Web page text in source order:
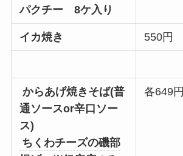
パクチー 8ケ入り
イカ焼き 550円
からあげ焼きそば(普
通ソースor辛口ソー
ス)
ちくわチーズの磯部
各649円